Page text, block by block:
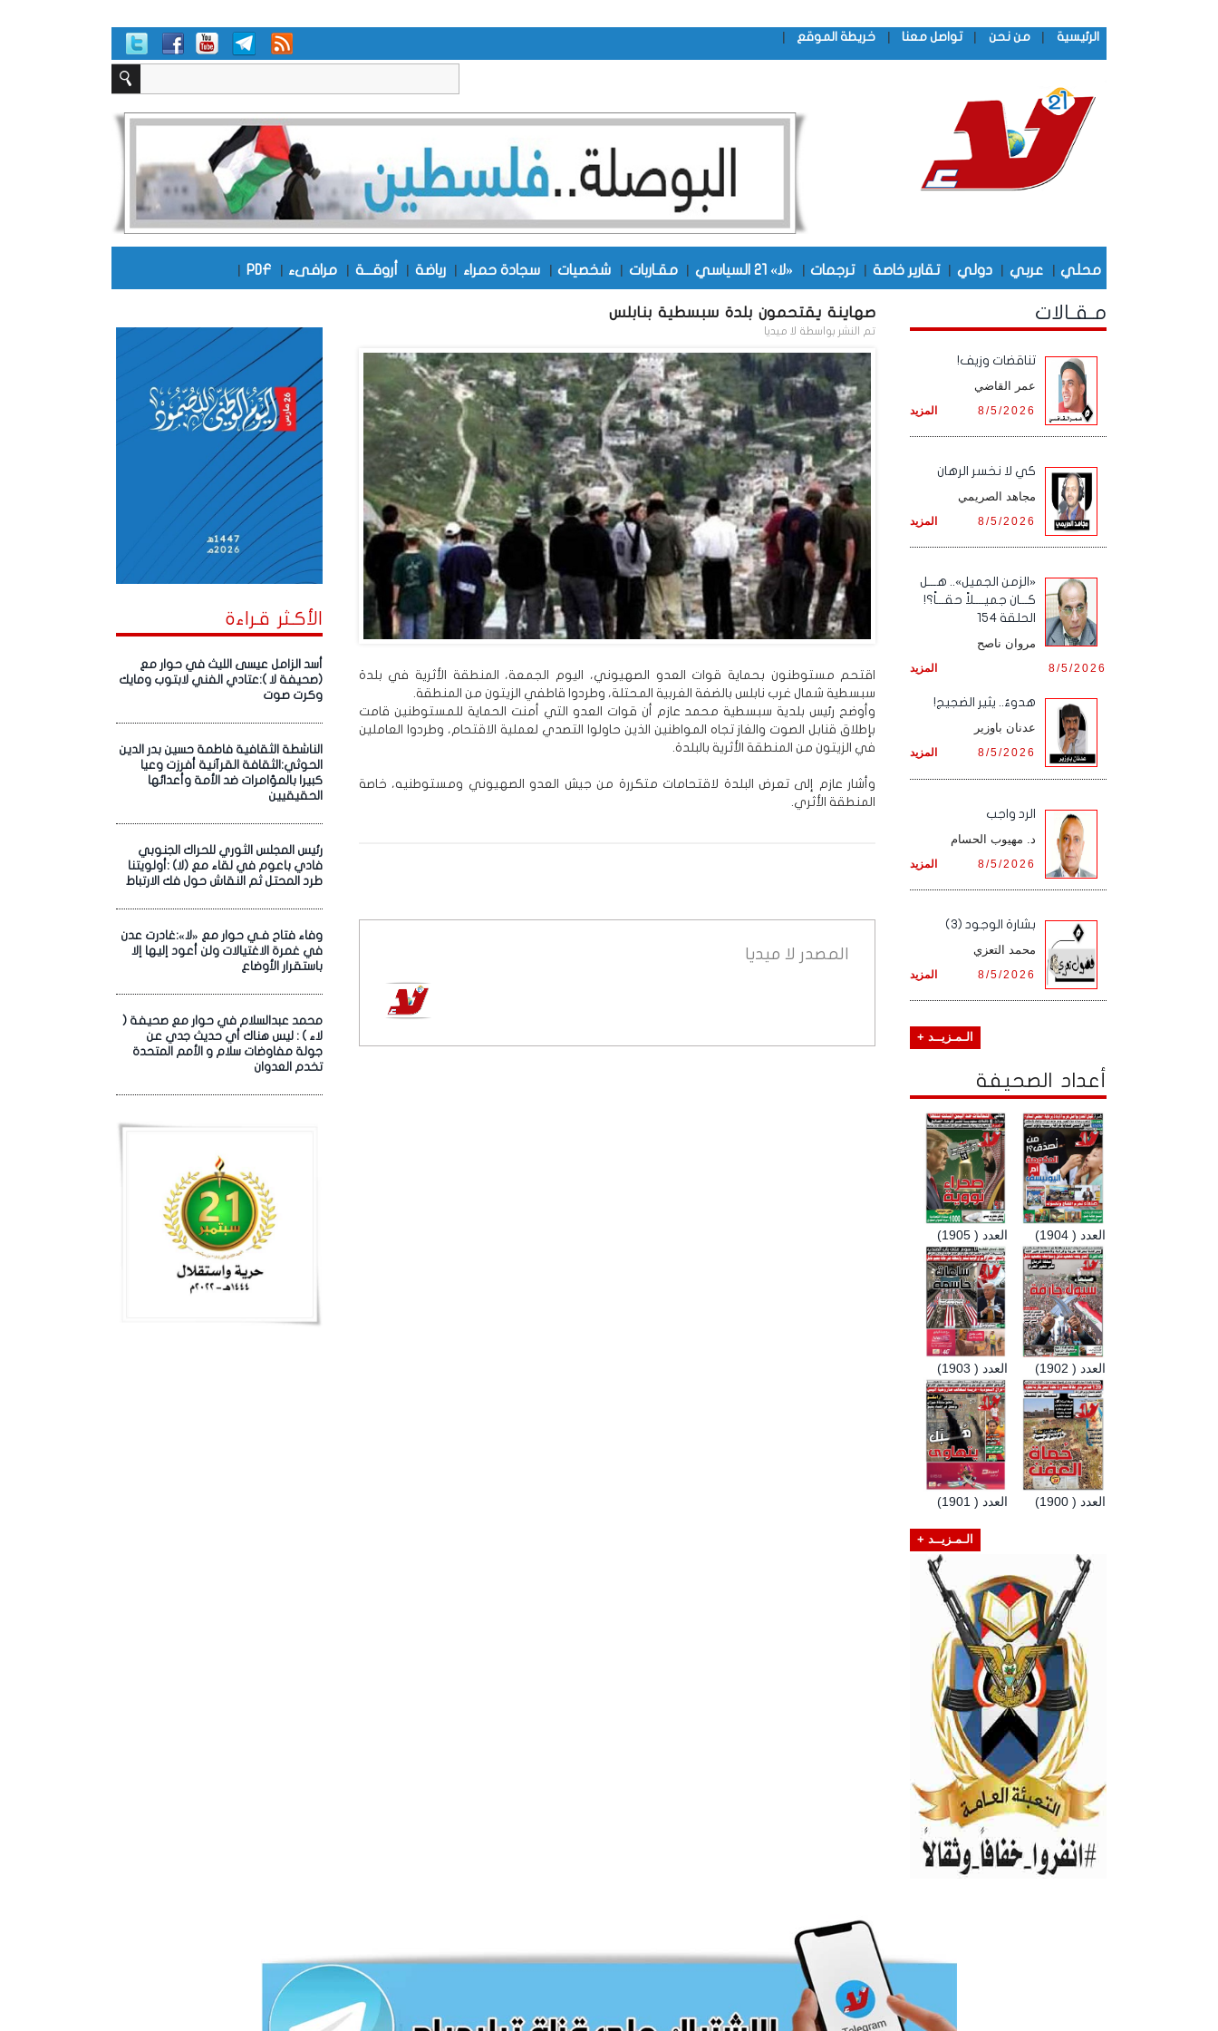
الرئيسية | من نحن | تواصل معنا | خريطة الموقع |
محلي | عربي | دولي | تقارير خاصة | ترجمات | «لا» 21 السياسي | مقـاربات | شخصيات | سجادة حمراء | رياضة | أروقـــة | مرافىء |
PDF
|
الأكـثر قـراءة
أسد الزامل عيسى الليث في حوار مع
(صحيفة لا ):عتادي الفني لابتوب ومايك
وكرت صوت
الناشطة الثقافية فاطمة حسين بدر الدين
الحوثي:الثقافة القرآنية أفرزت وعيا
كبيرا بالمؤامرات ضد الأمة وأعدائها
الحقيقيين
رئيس المجلس الثوري للحراك الجنوبي
فادي باعوم في لقاء مع (لا) :أولويتنا
طرد المحتل ثم النقاش حول فك الارتباط
وفاء فتاح فـي حوار مع «لا»:غادرت عدن
في غمرة الاغتيالات ولن أعود إليها إلا
باستقرار الأوضاع
محمد عبدالسلام في حوار مع صحيفة (
لاء ) : ليس هناك أي حديث جدي عن
جولة مفاوضات سلام و الأمم المتحدة
تخدم العدوان
صهاينة يقتحمون بلدة سبسطية بنابلس
تم النشر بواسطة لا ميديا
اقتحم مستوطنون بحماية قوات العدو الصهيوني، اليوم الجمعة، المنطقة الأثرية في بلدة
سبسطية شمال غرب نابلس بالضفة الغربية المحتلة، وطردوا قاطفي الزيتون من المنطقة.
وأوضح رئيس بلدية سبسطية محمد عازم أن قوات العدو التي أمنت الحماية للمستوطنين قامت
بإطلاق قنابل الصوت والغاز تجاه المواطنين الذين حاولوا التصدي لعملية الاقتحام، وطردوا العاملين
في الزيتون من المنطقة الأثرية بالبلدة.
وأشار عازم إلى تعرض البلدة لاقتحامات متكررة من جيش العدو الصهيوني ومستوطنيه، خاصة
المنطقة الأثري.
المصدر لا ميديا
مـقـالات
تناقضات وزيف!
عمر القاضي
المزيد 8/5/2026
كي لا نخسر الرهان
مجاهد الصريمي
المزيد 8/5/2026
«الزمن الجميل».. هـــل
كـــان جميــــلاً حقـــاً؟!
الحلقة 154
مروان ناصح
المزيد 8/5/2026
هدوءٌ.. يثير الضجيج!
عدنان باوزير
المزيد 8/5/2026
الرد واجب
د. مهيوب الحسام
المزيد 8/5/2026
بشارة الوجود (3)
محمد التعزي
المزيد 8/5/2026
الـمـزيــد +
أعداد الصحيفة
العدد ( 1905) العدد ( 1904)
العدد ( 1903) العدد ( 1902)
العدد ( 1901) العدد ( 1900)
الـمـزيــد +